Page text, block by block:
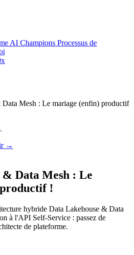
AI Champions Processus de
Mesh : Le mariage (enfin) productif
→
& Data Mesh : Le
!
hybride Data Lakehouse & Data
à l'API Self-Service : passez de
de plateforme.